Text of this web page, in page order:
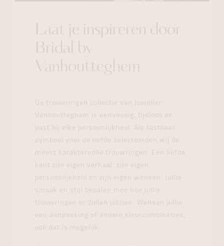
Laat je inspireren door
Bridal by
Vanhoutteghem
De trouwringen collectie van Juwelier
Vanhoutteghem is eenvoudig, tijdloos en
past bij elke persoonlijkheid. Als tastbaar
symbool voor de liefde selecteerden wij de
meest karaktervolle trouwringen. Een liefde
kent zijn eigen verhaal, zijn eigen
persoonlijkheid en zijn eigen wensen. Jullie
smaak en stijl bepalen mee hoe jullie
trouwringen er zullen uitzien. Wensen jullie
een aanpassing of andere kleurcombinaties,
ook dat is mogelijk.